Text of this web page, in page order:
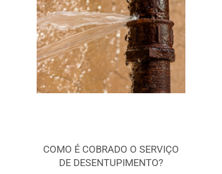
COMO É COBRADO O SERVIÇO
DE DESENTUPIMENTO?